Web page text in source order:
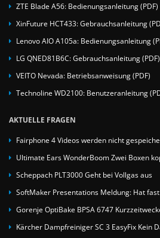
ZTE Blade A56: Bedienungsanleitung (PDF)
XinFuture HCT433: Gebrauchsanleitung
Lenovo AIO A105a: Bedienungsanleitung
LG QNED81B6C: Gebrauchsanleitung (PDF)
VEITO Nevada: Betriebsanweisung (PDF)
Technoline WD2100: Benutzeranleitung
AKTUELLE FRAGEN
Fairphone 4 Videos werden nicht
Ultimate Ears WonderBoom Zwei Boxen
Scheppach PLT3000 Geht bei Vollgas aus
SoftMaker Presentations Meldung: Hat
Gorenje OptiBake BPSA 6747
Kärcher Dampfreiniger SC 3 EasyFix Kein